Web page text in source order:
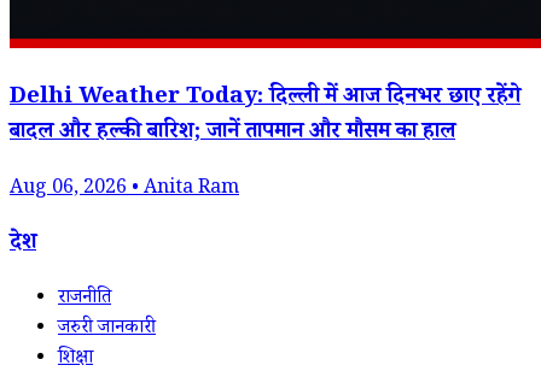
Delhi Weather Today: दिल्ली में आज दिनभर छाए रहेंगे
बादल और हल्की बारिश; जानें तापमान और मौसम का हाल
Aug 06, 2026 • Anita Ram
देश
राजनीति
जरुरी जानकारी
शिक्षा